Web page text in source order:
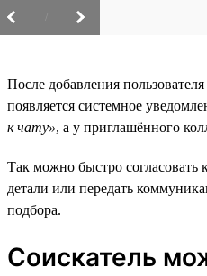
После добавления
появляется системное
к чату», а у приглашённого
Так можно быстро согласовать
детали или передать
подбора.
Соискатель